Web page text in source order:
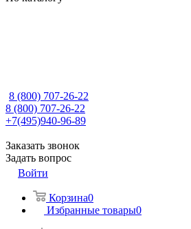
8 (800) 707-26-22
8 (800) 707-26-22
+7(495)940-96-89
Заказать звонок
Задать вопрос
Войти
Корзина0
Избранные товары0